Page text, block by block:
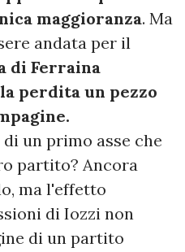
maggioranza. Ma
andata per il
di Ferraina
perdita un pezzo
un primo asse che
partito? Ancora
ma l'effetto
di Iozzi non
di un partito